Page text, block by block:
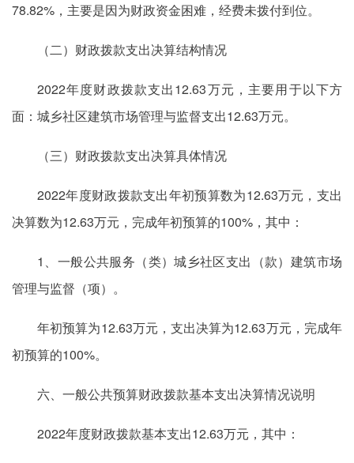
78.82%，主要是因为财政资金困难，经费未拨付到位。
（二）财政拨款支出决算结构情况
2022年度财政拨款支出12.63万元，主要用于以下方
面：城乡社区建筑市场管理与监督支出12.63万元。
（三）财政拨款支出决算具体情况
2022年度财政拨款支出年初预算数为12.63万元，支出
决算数为12.63万元，完成年初预算的100%，其中：
1、一般公共服务（类）城乡社区支出（款）建筑市场
管理与监督（项）。
年初预算为12.63万元，支出决算为12.63万元，完成年
初预算的100%。
六、一般公共预算财政拨款基本支出决算情况说明
2022年度财政拨款基本支出12.63万元，其中：